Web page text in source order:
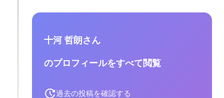
十河 哲朗さん
のプロフィールをすべて閲覧
過去の投稿を確認する